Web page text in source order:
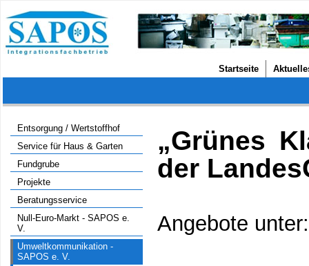
Startseite
Entsorgung / Wertstoffhof
Service für Haus & Garten
Fundgrube
Projekte
Beratungsservice
Null-Euro-Markt - SAPOS e.
V.
Umweltkommunikation -
SAPOS e. V.
„Grünes
der
Angebote unter: